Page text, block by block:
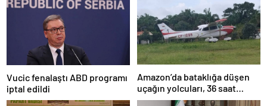
Vucic fenalaştı ABD programı
iptal edildi
Amazon’da bataklığa düşen
uçağın yolcuları, 36 saat
kurtarılmayı bekledi